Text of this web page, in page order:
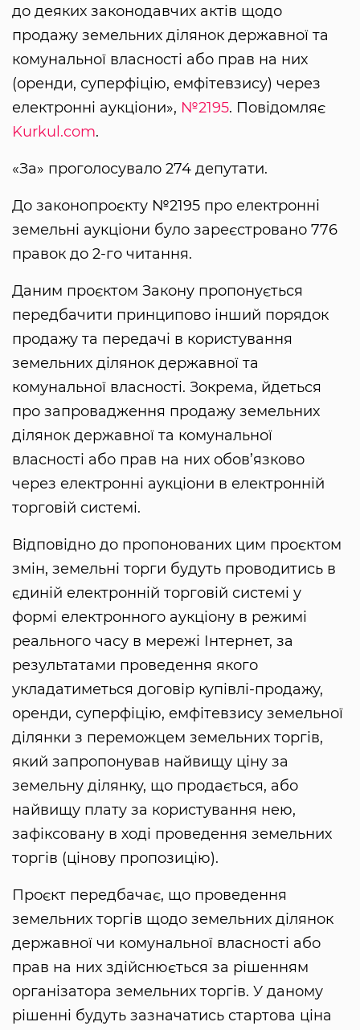
до деяких законодавчих актів щодо
продажу земельних ділянок державної та
комунальної власності або прав на них
(оренди, суперфіцію, емфітевзису) через
електронні аукціони», №2195. Повідомляє
Kurkul.com.
«За» проголосувало 274 депутати.
До законопроєкту №2195 про електронні
земельні аукціони було зареєстровано 776
правок до 2-го читання.
Даним проєктом Закону пропонується
передбачити принципово інший порядок
продажу та передачі в користування
земельних ділянок державної та
комунальної власності. Зокрема, йдеться
про запровадження продажу земельних
ділянок державної та комунальної
власності або прав на них обов’язково
через електронні аукціони в електронній
торговій системі.
Відповідно до пропонованих цим проєктом
змін, земельні торги будуть проводитись в
єдиній електронній торговій системі у
формі електронного аукціону в режимі
реального часу в мережі Інтернет, за
результатами проведення якого
укладатиметься договір купівлі-продажу,
оренди, суперфіцію, емфітевзису земельної
ділянки з переможцем земельних торгів,
який запропонував найвищу ціну за
земельну ділянку, що продається, або
найвищу плату за користування нею,
зафіксовану в ході проведення земельних
торгів (цінову пропозицію).
Проєкт передбачає, що проведення
земельних торгів щодо земельних ділянок
державної чи комунальної власності або
прав на них здійснюється за рішенням
організатора земельних торгів. У даному
рішенні будуть зазначатись стартова ціна